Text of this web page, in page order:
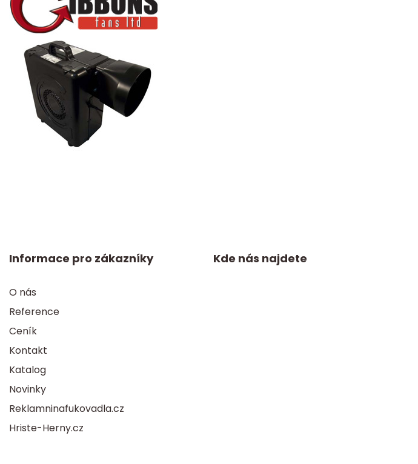
Informace pro zákazníky
O nás
Reference
Ceník
Kontakt
Katalog
Novinky
Reklamninafukovadla.cz
Hriste-Herny.cz
Kde nás najdete